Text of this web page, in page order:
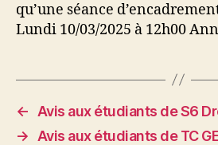
qu’une séance
Lundi 10/03/2025 à 12h00
←
Avis aux étudiants de S6
→
Avis aux étudiants de TC